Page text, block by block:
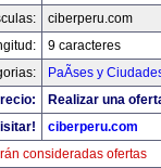
ciberperu.com
9 caracteres
PaÃ­ses y
Realizar una
ciberperu.com
consideradas ofertas